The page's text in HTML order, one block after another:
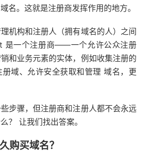
名。这就是注册商发挥作用的地方。
机构和注册人（拥有域名的人）之间
是一个注册商——一个允许公众注册
和业务元素的实体，例如收集注册的
域、允许安全获取和管理 域名，更
步骤，但注册商和注册人都不会永远
？ 让我们找出答案。
购买域名？